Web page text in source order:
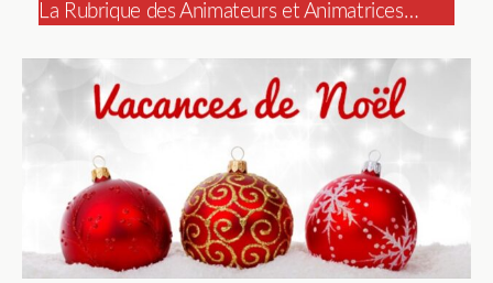
La Rubrique des Animateurs et Animatrices…